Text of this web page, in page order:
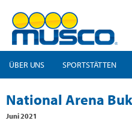
ÜBER UNS SPORTSTÄTTEN
National Arena
Juni 2021